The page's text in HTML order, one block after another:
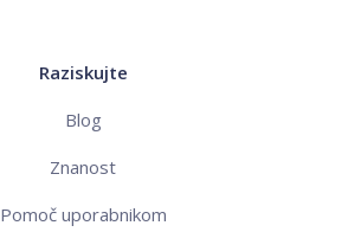
Raziskujte
Blog
Znanost
Pomoč uporabnikom